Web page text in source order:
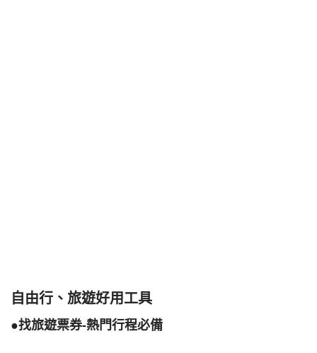
自由行、旅遊好用工具
●找旅遊票券-熱門行程必備